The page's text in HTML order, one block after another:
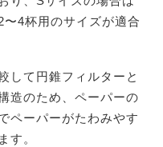
4杯用のサイズが適合
して円錐フィルターと
造のため、ペーパーの
ペーパーがたわみやす
す。